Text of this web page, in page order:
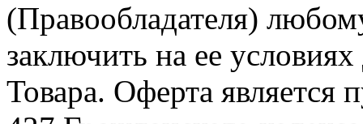
(Правообладателя)
заключить на ее
Товара. Оферта является